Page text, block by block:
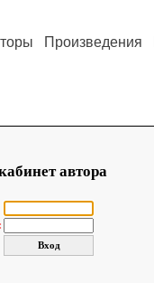
Произведения
автора